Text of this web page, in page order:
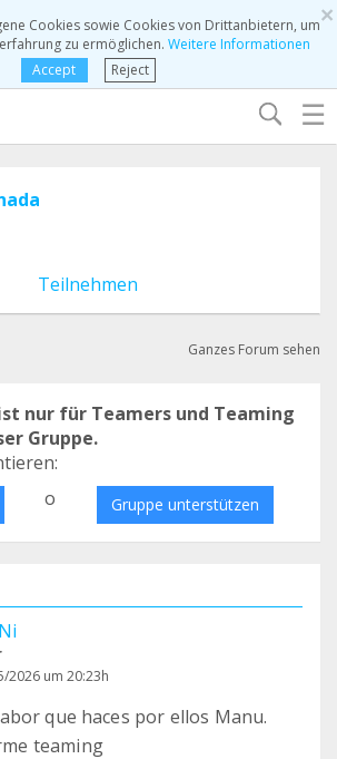
×
Cookies sowie Cookies von Drittanbietern, um
zu ermöglichen. Weitere Informationen
Accept
Reject
☰
Teilnehmen
Ganzes Forum sehen
nur für Teamers und Teaming
Gruppe.
o Gruppe unterstützen
2026 um 20:23h
que haces por ellos Manu.
teaming